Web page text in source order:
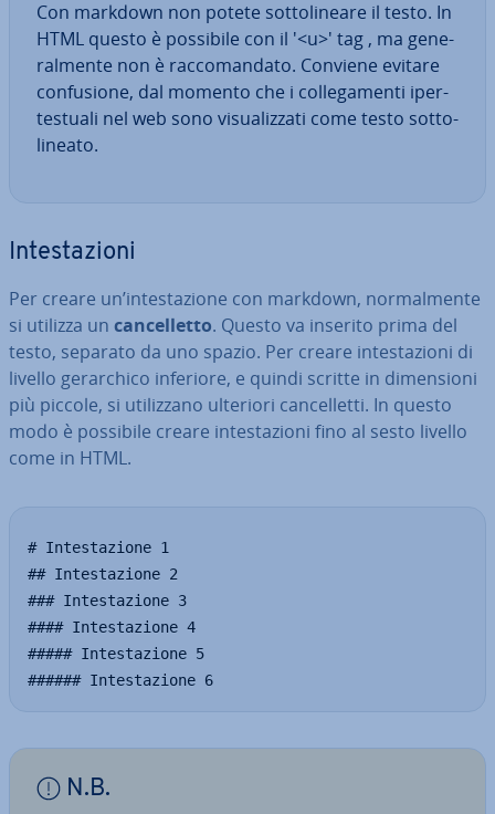
Con markdown non potete sot­to­li­nea­re il testo. In
HTML questo è possibile con il '<u>' tag , ma ge­ne­
ral­men­te non è rac­co­man­da­to. Conviene evitare
con­fu­sio­ne, dal momento che i col­le­ga­men­ti iper­
te­stua­li nel web sono vi­sua­liz­za­ti come testo sot­to­
li­nea­to.
In­te­sta­zio­ni
Per creare un’in­te­sta­zio­ne con markdown, nor­mal­men­te
si utilizza un can­cel­let­to. Questo va inserito prima del
testo, separato da uno spazio. Per creare in­te­sta­zio­ni di
livello ge­rar­chi­co inferiore, e quindi scritte in di­men­sio­ni
più piccole, si uti­liz­za­no ulteriori can­cel­let­ti. In questo
modo è possibile creare in­te­sta­zio­ni fino al sesto livello
come in HTML.
# Intestazione 1
## Intestazione 2
### Intestazione 3
#### Intestazione 4
##### Intestazione 5
###### Intestazione 6
N.B.